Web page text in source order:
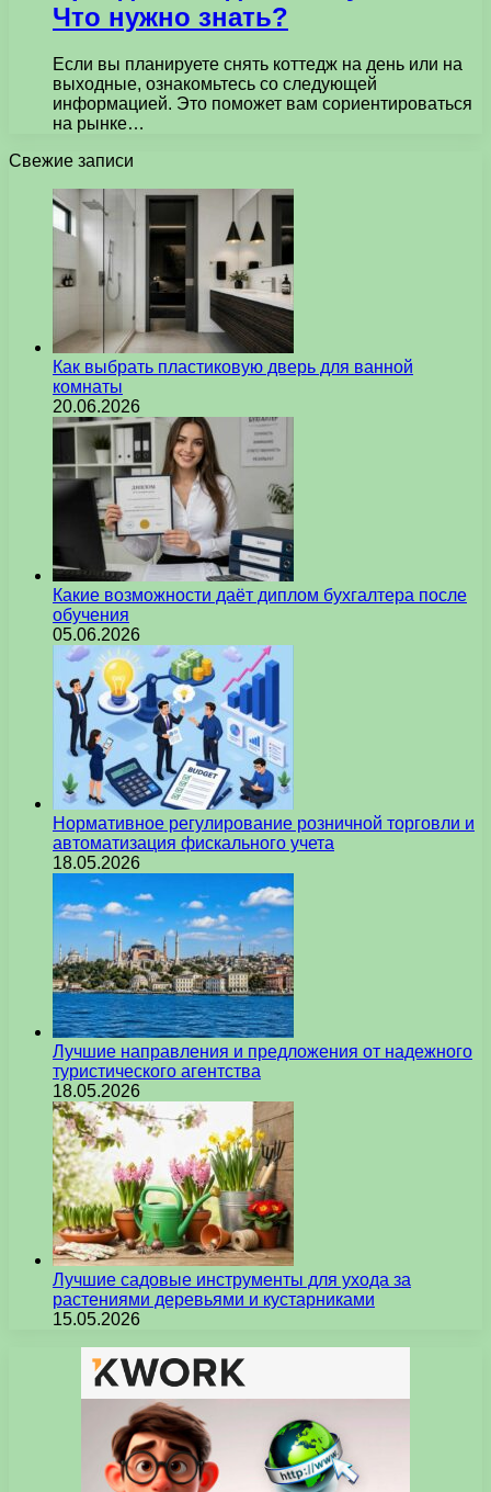
Что нужно знать?
Если вы планируете снять коттедж на день или на
выходные, ознакомьтесь со следующей
информацией. Это поможет вам сориентироваться
на рынке…
Свежие записи
Как выбрать пластиковую дверь для ванной
комнаты
20.06.2026
Какие возможности даёт диплом бухгалтера после
обучения
05.06.2026
Нормативное регулирование розничной торговли и
автоматизация фискального учета
18.05.2026
Лучшие направления и предложения от надежного
туристического агентства
18.05.2026
Лучшие садовые инструменты для ухода за
растениями деревьями и кустарниками
15.05.2026